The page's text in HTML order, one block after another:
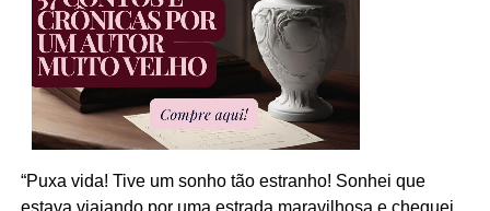
“Puxa vida! Tive um sonho tão estranho! Sonhei que